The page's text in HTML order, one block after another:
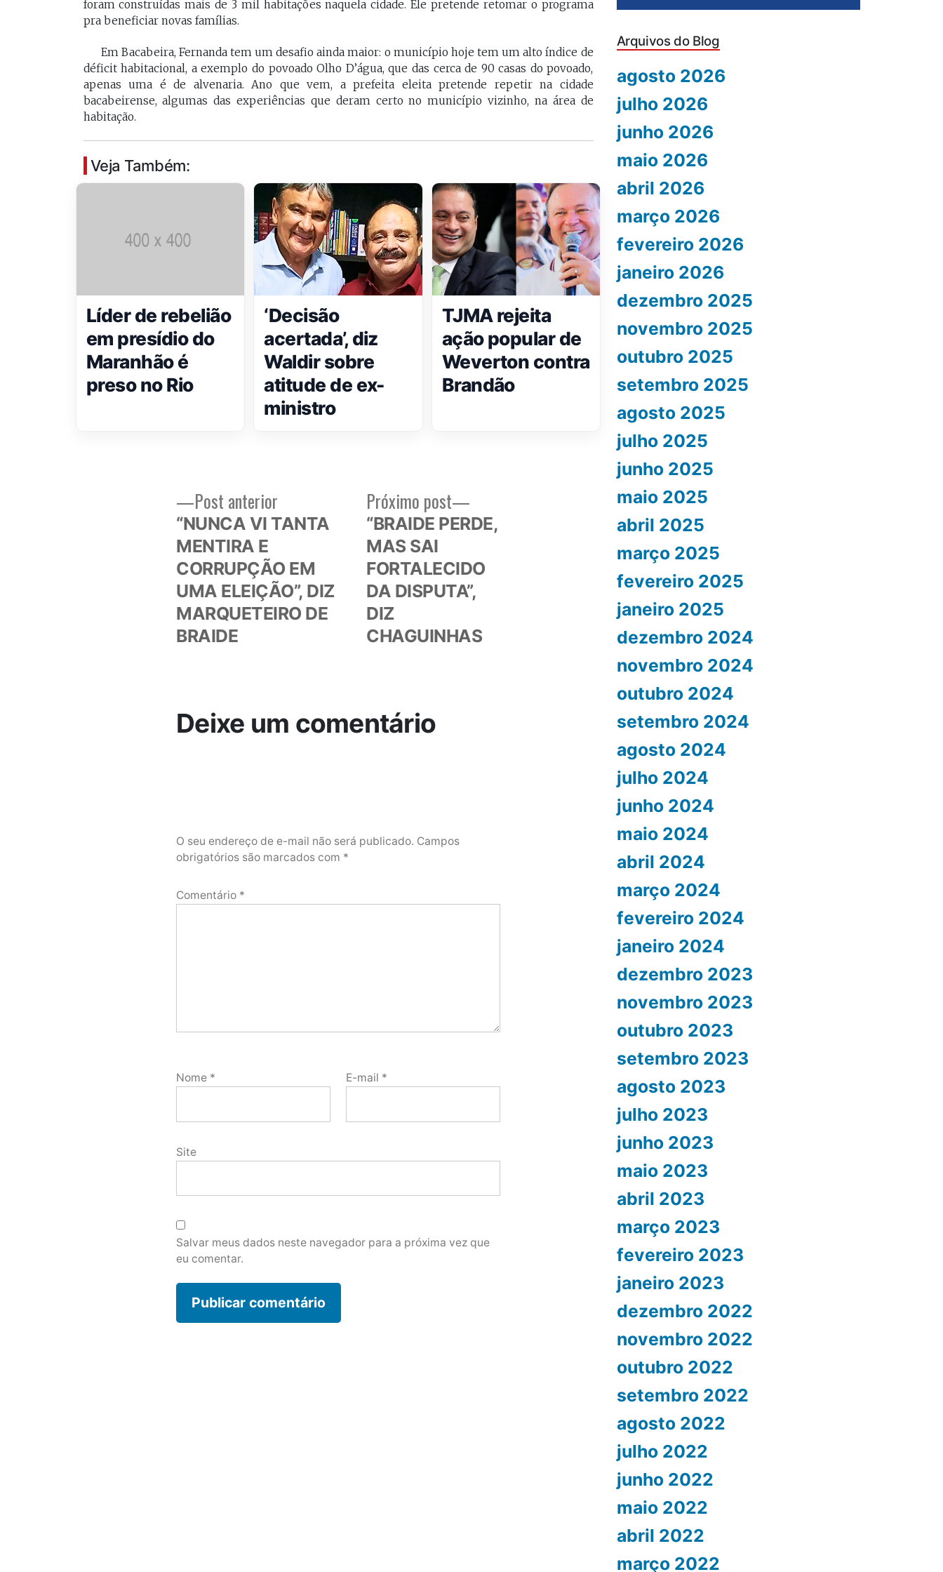
foram construídas mais de 3 mil habitações naquela cidade. Ele pretende retomar o programa
pra beneficiar novas famílias.
Em Bacabeira, Fernanda tem um desafio ainda maior: o município hoje tem um alto índice de
déficit habitacional, a exemplo do povoado Olho D’água, que das cerca de 90 casas do povoado,
apenas uma é de alvenaria. Ano que vem, a prefeita eleita pretende repetir na cidade
bacabeirense, algumas das experiências que deram certo no município vizinho, na área de
habitação.
Veja Também:
Líder de rebelião
em presídio do
Maranhão é
preso no Rio
‘Decisão
acertada’, diz
Waldir sobre
atitude de ex-
ministro
TJMA rejeita
ação popular de
Weverton contra
Brandão
Navegação
Post anterior
anterior:
“NUNCA VI TANTA
MENTIRA E
CORRUPÇÃO EM
UMA ELEIÇÃO”, DIZ
MARQUETEIRO DE
BRAIDE
Próximo post
post:
“BRAIDE PERDE,
MAS SAI
FORTALECIDO
DA DISPUTA”,
DIZ
CHAGUINHAS
Deixe um comentário
O seu endereço de e-mail não será publicado. Campos
obrigatórios são marcados com *
Comentário *
Nome * E-mail *
Site
Salvar meus dados neste navegador para a próxima vez que
eu comentar.
Arquivos do Blog
agosto 2026
julho 2026
junho 2026
maio 2026
abril 2026
março 2026
fevereiro 2026
janeiro 2026
dezembro 2025
novembro 2025
outubro 2025
setembro 2025
agosto 2025
julho 2025
junho 2025
maio 2025
abril 2025
março 2025
fevereiro 2025
janeiro 2025
dezembro 2024
novembro 2024
outubro 2024
setembro 2024
agosto 2024
julho 2024
junho 2024
maio 2024
abril 2024
março 2024
fevereiro 2024
janeiro 2024
dezembro 2023
novembro 2023
outubro 2023
setembro 2023
agosto 2023
julho 2023
junho 2023
maio 2023
abril 2023
março 2023
fevereiro 2023
janeiro 2023
dezembro 2022
novembro 2022
outubro 2022
setembro 2022
agosto 2022
julho 2022
junho 2022
maio 2022
abril 2022
março 2022